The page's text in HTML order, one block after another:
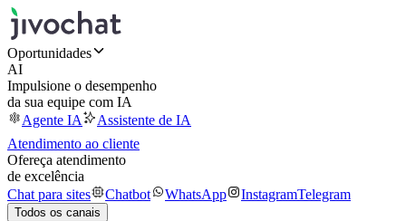
Oportunidades
AI
Impulsione o desempenho
da sua equipe com IA
Agente IA
Assistente de IA
Atendimento ao cliente
Ofereça atendimento
de excelência
Chat para sites
Chatbot WhatsApp InstagramTelegram
Todos os canais